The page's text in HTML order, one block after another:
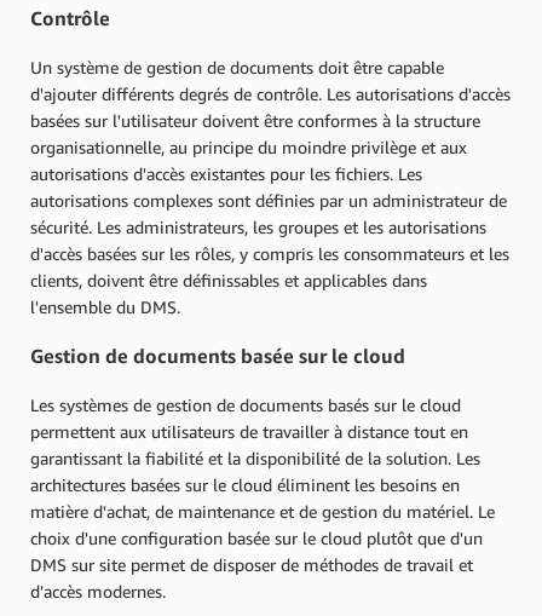
Contrôle
Un système de gestion de documents doit être capable
d'ajouter différents degrés de contrôle. Les autorisations d'accès
basées sur l'utilisateur doivent être conformes à la structure
organisationnelle, au principe du moindre privilège et aux
autorisations d'accès existantes pour les fichiers. Les
autorisations complexes sont définies par un administrateur de
sécurité. Les administrateurs, les groupes et les autorisations
d'accès basées sur les rôles, y compris les consommateurs et les
clients, doivent être définissables et applicables dans
l'ensemble du DMS.
Gestion de documents basée sur le cloud
Les systèmes de gestion de documents basés sur le cloud
permettent aux utilisateurs de travailler à distance tout en
garantissant la fiabilité et la disponibilité de la solution. Les
architectures basées sur le cloud éliminent les besoins en
matière d'achat, de maintenance et de gestion du matériel. Le
choix d'une configuration basée sur le cloud plutôt que d'un
DMS sur site permet de disposer de méthodes de travail et
d'accès modernes.